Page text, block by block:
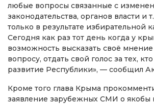
любые вопросы связанные с
законодательства, органов власти и
только в результате избирательной
Сегодня как раз тот день когда у
возможность высказать своё
вопросу, отдать свой голос за тех,
развитие Республики», — сообщил
Кроме того глава Крыма
заявление зарубежных СМИ о якобы